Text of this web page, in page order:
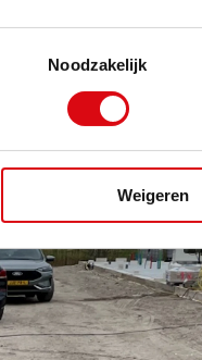
Noodzakelijk
Weigeren